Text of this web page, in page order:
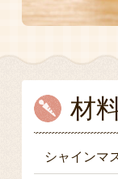
材
シャインマ